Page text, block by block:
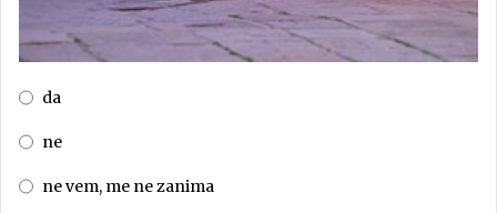
da
ne
ne vem, me ne zanima